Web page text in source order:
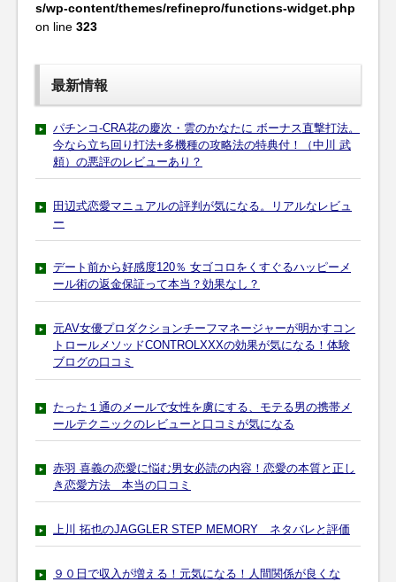
s/wp-content/themes/refinepro/functions-widget.php
on line 323
最新情報
パチンコ-CRA花の慶次・雲のかなたに ボーナス直撃打法。
今なら立ち回り打法+多機種の攻略法の特典付！（中川 武
頼）の悪評のレビューあり？
田辺式恋愛マニュアルの評判が気になる。リアルなレビュ
ー
デート前から好感度120％ 女ゴコロをくすぐるハッピーメ
ール術の返金保証って本当？効果なし？
元AV女優プロダクションチーフマネージャーが明かすコン
トロールメソッドCONTROLXXXの効果が気になる！体験
ブログの口コミ
たった１通のメールで女性を虜にする、モテる男の携帯メ
ールテクニックのレビューと口コミが気になる
赤羽 喜義の恋愛に悩む男女必読の内容！恋愛の本質と正し
き恋愛方法 本当の口コミ
上川 拓也のJAGGLER STEP MEMORY ネタバレと評価
９０日で収入が増える！元気になる！人間関係が良くな